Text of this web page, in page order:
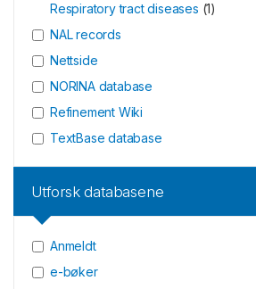
Respiratory tract diseases (1)
NAL records
Nettside
NORINA database
Refinement Wiki
TextBase database
Utforsk databasene
Anmeldt
e-bøker